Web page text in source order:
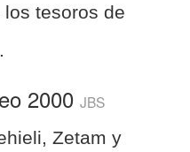
tesoros de
2000 JBS
Zetam y